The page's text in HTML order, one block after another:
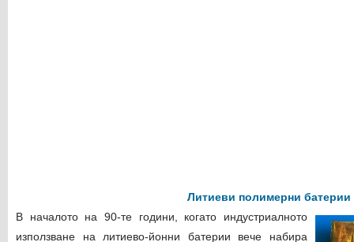
Литиеви полимерни батерии
В началото на 90-те години, когато индустриалното
използване на литиево-йонни батерии вече набира